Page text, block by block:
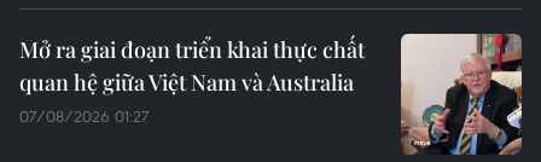
Mở ra giai đoạn triển khai thực chất
quan hệ giữa Việt Nam và Australia
07/08/2026 01:27